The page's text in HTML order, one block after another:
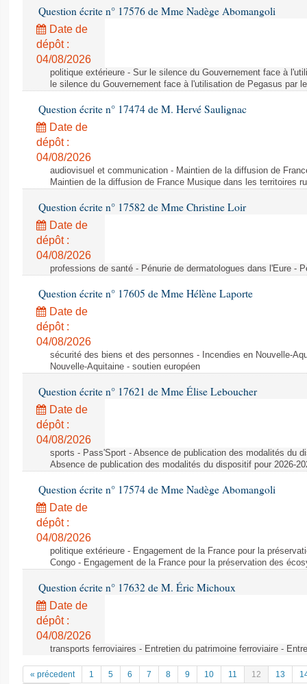
Question écrite n° 17576 de Mme Nadège Abomangoli
Date de
dépôt :
04/08/2026
politique extérieure - Sur le silence du Gouvernement face à
le silence du Gouvernement face à l'utilisation de Pegasus par
Question écrite n° 17474 de M. Hervé Saulignac
Date de
dépôt :
04/08/2026
audiovisuel et communication - Maintien de la diffusion de
Maintien de la diffusion de France Musique dans les territoires
Question écrite n° 17582 de Mme Christine Loir
Date de
dépôt :
04/08/2026
professions de santé - Pénurie de dermatologues dans l'Eure -
Question écrite n° 17605 de Mme Hélène Laporte
Date de
dépôt :
04/08/2026
sécurité des biens et des personnes - Incendies en Nouvelle-
Nouvelle-Aquitaine - soutien européen
Question écrite n° 17621 de Mme Élise Leboucher
Date de
dépôt :
04/08/2026
sports - Pass'Sport - Absence de publication des modalités du
Absence de publication des modalités du dispositif pour 2026-
Question écrite n° 17574 de Mme Nadège Abomangoli
Date de
dépôt :
04/08/2026
politique extérieure - Engagement de la France pour la
Congo - Engagement de la France pour la préservation des
Question écrite n° 17632 de M. Éric Michoux
Date de
dépôt :
04/08/2026
transports ferroviaires - Entretien du patrimoine ferroviaire -
« précedent 1 5 6 7 8 9 10 11 12 13